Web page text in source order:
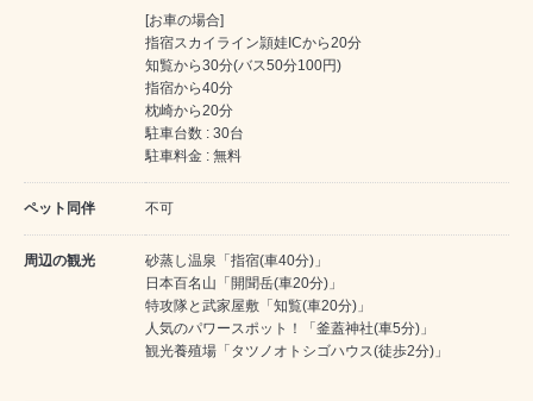
[お車の場合]
指宿スカイライン頴娃ICから20分
知覧から30分(バス50分100円)
指宿から40分
枕崎から20分
駐車台数 : 30台
駐車料金 : 無料
ペット同伴 不可
周辺の観光
砂蒸し温泉「指宿(車40分)」
日本百名山「開聞岳(車20分)」
特攻隊と武家屋敷「知覧(車20分)」
人気のパワースポット！「釜蓋神社(車5分)」
観光養殖場「タツノオトシゴハウス(徒歩2分)」